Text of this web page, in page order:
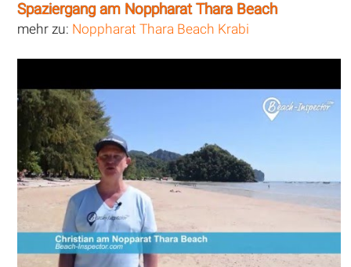
Spaziergang am Noppharat Thara Beach
mehr zu: Noppharat Thara Beach Krabi